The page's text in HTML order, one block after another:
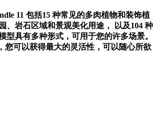
11 包括15 种常见的多肉植物和装饰植
、岩石区域和景观美化用途， 以及104 种
型具有多种形式，可用于您的许多场景。
您可以获得最大的灵活性，可以随心所欲